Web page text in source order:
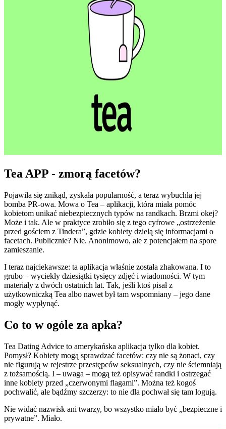
Tea APP - zmorą facetów?
Pojawiła się znikąd, zyskała popularność, a teraz wybuchła jej
bomba PR-owa. Mowa o Tea – aplikacji, która miała pomóc
kobietom unikać niebezpiecznych typów na randkach. Brzmi okej?
Może i tak. Ale w praktyce zrobiło się z tego cyfrowe „ostrzeżenie
przed gościem z Tindera”, gdzie kobiety dzielą się informacjami o
facetach. Publicznie? Nie. Anonimowo, ale z potencjałem na spore
zamieszanie.
I teraz najciekawsze: ta aplikacja właśnie została zhakowana. I to
grubo – wyciekły dziesiątki tysięcy zdjęć i wiadomości. W tym
materiały z dwóch ostatnich lat. Tak, jeśli ktoś pisał z
użytkowniczką Tea albo nawet był tam wspomniany – jego dane
mogły wypłynąć.
Co to w ogóle za apka?
Tea Dating Advice to amerykańska aplikacja tylko dla kobiet.
Pomysł? Kobiety mogą sprawdzać facetów: czy nie są żonaci, czy
nie figurują w rejestrze przestępców seksualnych, czy nie ściemniają
z tożsamością. I – uwaga – mogą też opisywać randki i ostrzegać
inne kobiety przed „czerwonymi flagami”. Można też kogoś
pochwalić, ale bądźmy szczerzy: to nie dla pochwał się tam logują.
Nie widać nazwisk ani twarzy, bo wszystko miało być „bezpieczne i
prywatne”. Miało.